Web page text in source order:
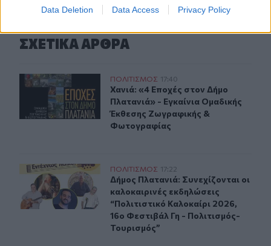
Data Deletion Data Access Privacy Policy
ΣΧΕΤΙΚA AΡΘΡΑ
Χανιά: «4 Εποχές στον Δήμο Πλατανιά» - Εγκαίνια
ΠΟΛΙΤΙΣΜΟΣ 17:40
Χανιά: «4 Εποχές στον Δήμο
Χανιά: «4 Εποχές στον Δήμο
Πλατανιά» - Εγκαίνια Ομαδικής
Έκθεσης Ζωγραφικής &
Φωτογραφίας
Δήμος Πλατανιά: Συνεχίζονται οι καλοκαιρινές
ΠΟΛΙΤΙΣΜΟΣ 17:22
Δήμος Πλατανιά: Συνεχίζονται οι
Δήμος Πλατανιά: Συνεχίζονται οι
καλοκαιρινές εκδηλώσεις
“Πολιτιστικό Καλοκαίρι 2026,
16ο Φεστιβάλ Γη - Πολιτισμός-
Τουρισμός”